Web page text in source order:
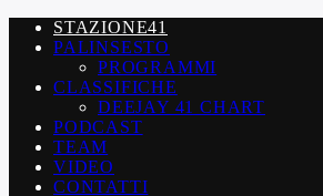
STAZIONE41
PALINSESTO
PROGRAMMI
CLASSIFICHE
DEEJAY 41 CHART
PODCAST
TEAM
VIDEO
CONTATTI